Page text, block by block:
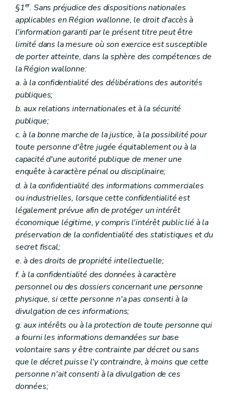
§1er. Sans préjudice des dispositions nationales
applicables en Région wallonne, le droit d'accès à
l'information garanti par le présent titre peut être
limité dans la mesure où son exercice est susceptible
de porter atteinte, dans la sphère des compétences de
la Région wallonne:
a. à la confidentialité des délibérations des autorités
publiques;
b. aux relations internationales et à la sécurité
publique;
c. à la bonne marche de la justice, à la possibilité pour
toute personne d'être jugée équitablement ou à la
capacité d'une autorité publique de mener une
enquête à caractère pénal ou disciplinaire;
d. à la confidentialité des informations commerciales
ou industrielles, lorsque cette confidentialité est
légalement prévue afin de protéger un intérêt
économique légitime, y compris l'intérêt public lié à la
préservation de la confidentialité des statistiques et du
secret fiscal;
e. à des droits de propriété intellectuelle;
f. à la confidentialité des données à caractère
personnel ou des dossiers concernant une personne
physique, si cette personne n'a pas consenti à la
divulgation de ces informations;
g. aux intérêts ou à la protection de toute personne qui
a fourni les informations demandées sur base
volontaire sans y être contrainte par décret ou sans
que le décret puisse l'y contraindre, à moins que cette
personne n'ait consenti à la divulgation de ces
données;